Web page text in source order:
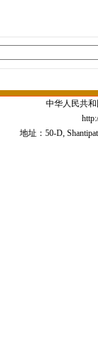
中华人民共
地址：50-D,